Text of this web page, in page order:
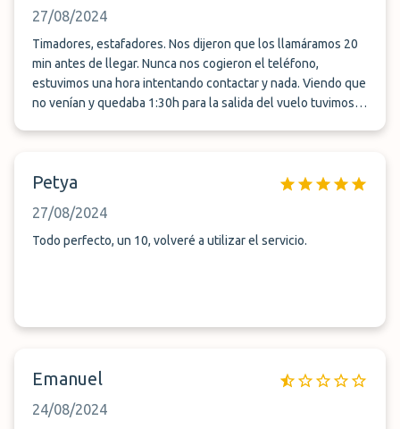
27/08/2024
Timadores, estafadores. Nos dijeron que los llamáramos 20
min antes de llegar. Nunca nos cogieron el teléfono,
estuvimos una hora intentando contactar y nada. Viendo que
no venían y quedaba 1:30h para la salida del vuelo tuvimos
incidente.
Petya
27/08/2024
Todo perfecto, un 10, volveré a utilizar el servicio.
Emanuel
24/08/2024